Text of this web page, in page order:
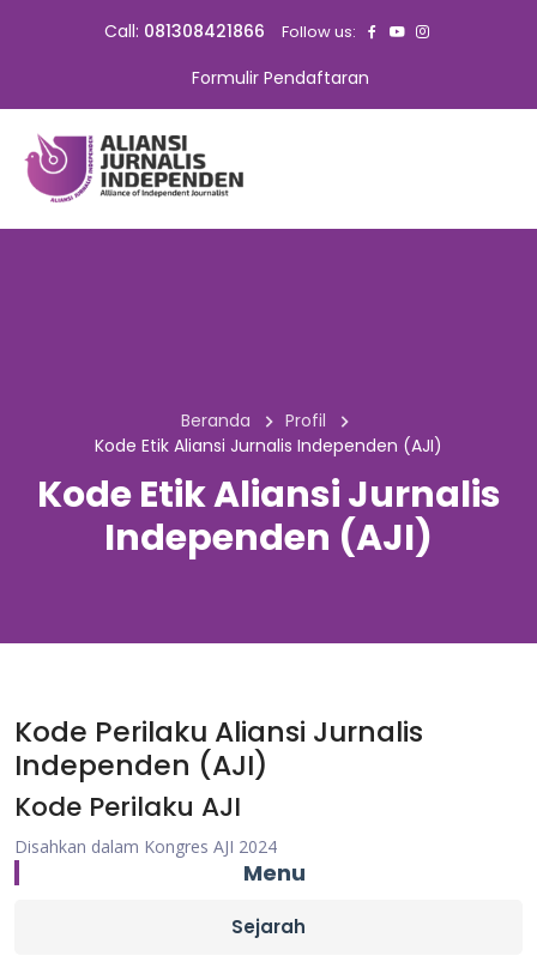
Call: 081308421866 Follow us:
Formulir Pendaftaran
Beranda
Profil
Kode Etik Aliansi Jurnalis Independen (AJI)
Kode Etik Aliansi Jurnalis
Independen (AJI)
Kode Perilaku Aliansi Jurnalis
Independen (AJI)
Kode Perilaku AJI
Disahkan dalam Kongres AJI 2024
Menu
Sejarah